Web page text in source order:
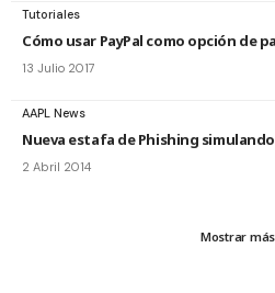
Tutoriales
Cómo usar PayPal como opción de
13 Julio 2017
AAPL News
Nueva estafa de Phishing simulando
2 Abril 2014
Mostrar más